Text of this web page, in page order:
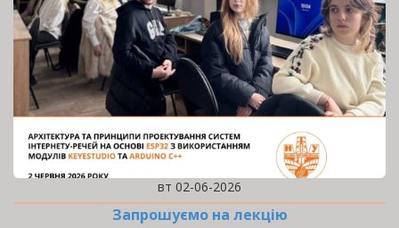
вт 02-06-2026
Запрошуємо на лекцію